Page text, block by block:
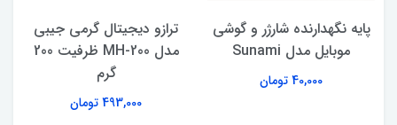
پایه نگهدارنده شارژر و گوشی
موبایل مدل Sunami
40,000 تومان
ترازو دیجیتال گرمی جیبی
مدل MH-200 ظرفیت 200
گرم
493,000 تومان